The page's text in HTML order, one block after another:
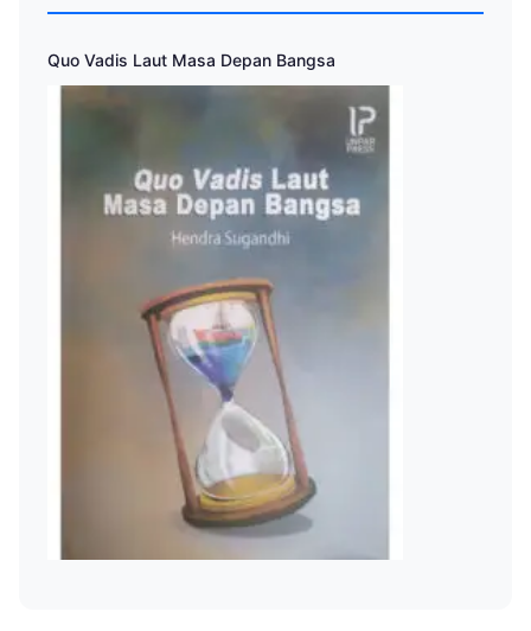
Quo Vadis Laut Masa Depan Bangsa